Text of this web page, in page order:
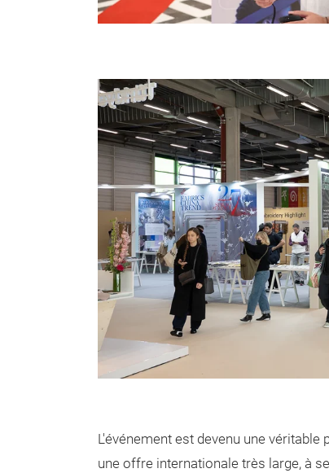
L'événement est devenu une
une offre internationale très large, à